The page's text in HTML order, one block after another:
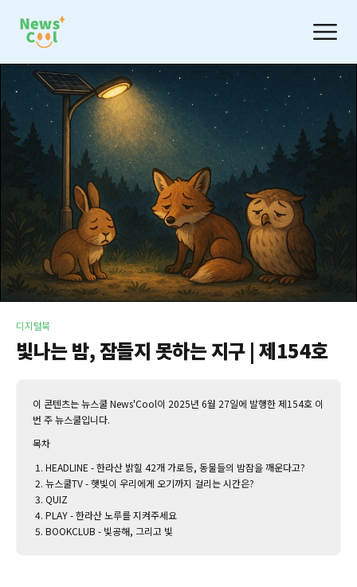
디지털북
빛나는 밤, 잠들지 못하는 지구 | 제154호
이 콘텐츠는 뉴스쿨 News'Cool이 2025년 6월 27일에 발행한 제154호 이
번 주 뉴스쿨입니다.‌
목차
HEADLINE - 한라산 밝힐 42개 가로등, 동물들의 밤잠을 깨운다고?
뉴스쿨TV - 햇빛이 우리에게 오기까지 걸리는 시간은?
QUIZ
PLAY - 한라산 노루를 지켜주세요
BOOKCLUB - 빛공해, 그리고 빛